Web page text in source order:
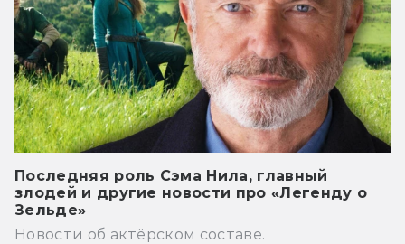
Последняя роль Сэма Нила, главный
злодей и другие новости про «Легенду о
Зельде»
Новости об актёрском составе.